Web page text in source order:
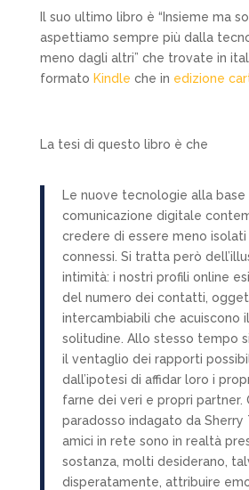
Il suo ultimo libro è “Insieme ma
aspettiamo sempre più dalla
meno dagli altri” che trovate in
formato Kindle che in edizione
La tesi di questo libro è che
Le nuove tecnologie alla base
comunicazione digitale
credere di essere meno
connessi. Si tratta però
intimità: i nostri profili online
del numero dei contatti,
intercambiabili che acuiscono
solitudine. Allo stesso tempo
il ventaglio dei rapporti
dall’ipotesi di affidar loro i
farne dei veri e propri partner.
paradosso indagato da Sherry
amici in rete sono in realtà
sostanza, molti desiderano,
disperatamente, attribuire